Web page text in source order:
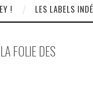
! LES LABELS
FOLIE DES